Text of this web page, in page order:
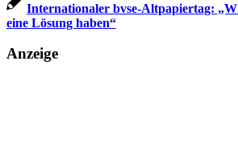
Internationaler bvse-Altpapiertag:
eine Lösung haben“
Anzeige